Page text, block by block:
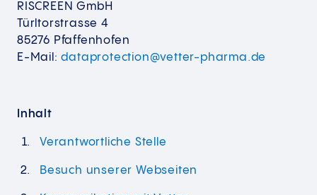
RISCREEN GmbH
Türltorstrasse 4
85276 Pfaffenhofen
E-Mail:dataprotection@vetter-pharma.de
Inhalt
Verantwortliche Stelle
Besuch unserer Webseiten